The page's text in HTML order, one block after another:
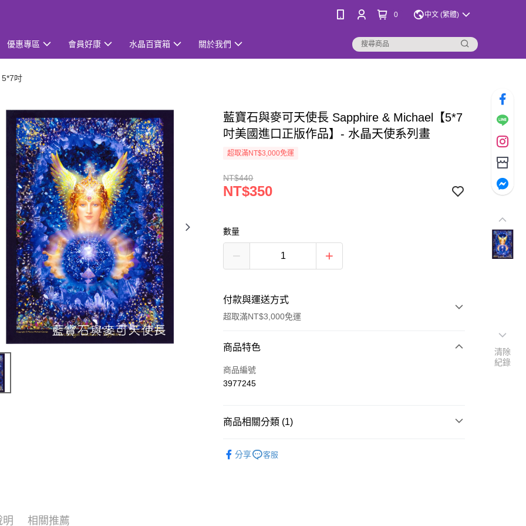
0 中文 (繁體)
優惠專區 會員好康 水晶百寶箱 關於我們
吋
藍寶石與麥可天使長 Sapphire & Michael【5*7
吋美國進口正版作品】- 水晶天使系列畫
超取滿NT$3,000免運
NT$440
NT$350
數量
付款與運送方式
超取滿NT$3,000免運
付款方式
信用卡一次付款
街口支付
商品特色
商品編號
3977245
商品相關分類 (1)
分享
客服
明 相關推薦
清除
紀錄